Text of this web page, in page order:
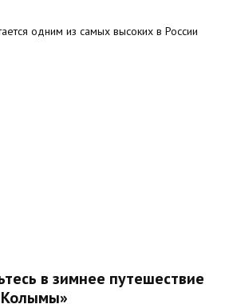
одним из самых высоких в России
в зимнее путешествие